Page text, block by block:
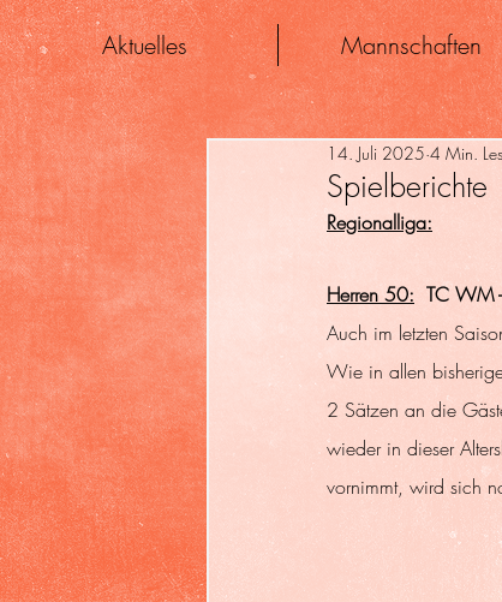
Aktuelles Mannschaften
Spielberichte
14. Juli 2025 4 Min.
Regionalliga:
Herren 50: TC WM
Auch im letzten
Wie in allen
2 Sätzen an die
wieder in dieser
vornimmt, wird sich